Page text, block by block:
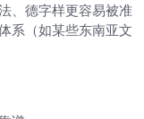
、德字样更容易被准
系（如某些东南亚文